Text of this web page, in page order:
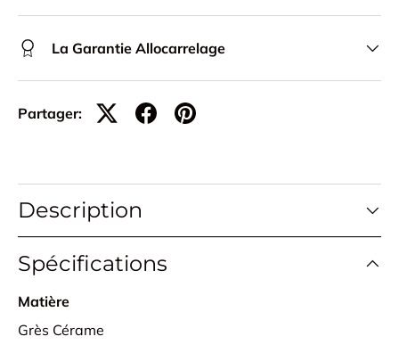
La Garantie Allocarrelage
Partager:
Description
Spécifications
Matière
Grès Cérame